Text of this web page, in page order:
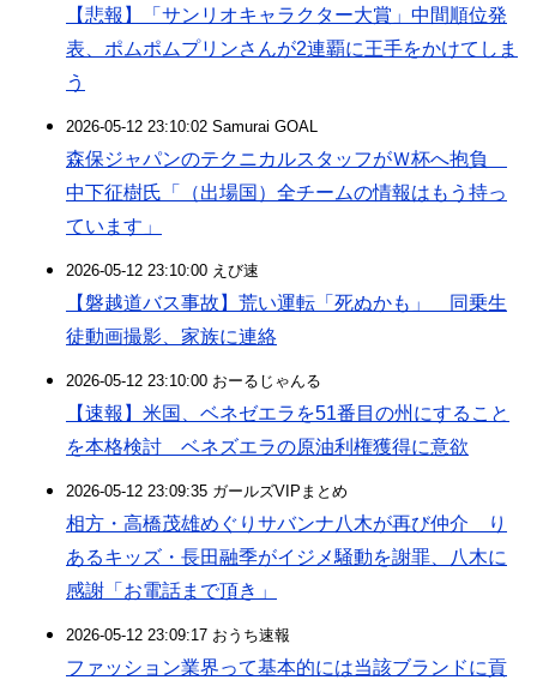
【悲報】「サンリオキャラクター大賞」中間順位発
表、ポムポムプリンさんが2連覇に王手をかけてしま
う
2026-05-12 23:10:02 Samurai GOAL
森保ジャパンのテクニカルスタッフがＷ杯へ抱負
中下征樹氏「（出場国）全チームの情報はもう持っ
ています」
2026-05-12 23:10:00 えび速
【磐越道バス事故】荒い運転「死ぬかも」 同乗生
徒動画撮影、家族に連絡
2026-05-12 23:10:00 おーるじゃんる
【速報】米国、ベネゼエラを51番目の州にすること
を本格検討 ベネズエラの原油利権獲得に意欲
2026-05-12 23:09:35 ガールズVIPまとめ
相方・高橋茂雄めぐりサバンナ八木が再び仲介 り
あるキッズ・長田融季がイジメ騒動を謝罪、八木に
感謝「お電話まで頂き」
2026-05-12 23:09:17 おうち速報
ファッション業界って基本的には当該ブランドに貢